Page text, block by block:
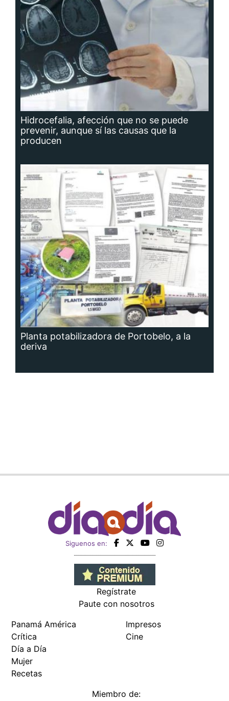
Hidrocefalia, afección que no se puede
prevenir, aunque sí las causas que la
producen
Planta potabilizadora de Portobelo, a la
deriva
Siguenos en:
Regístrate
Paute con nosotros
Panamá América
Crítica
Día a Día
Mujer
Recetas
Impresos
Cine
Miembro de: